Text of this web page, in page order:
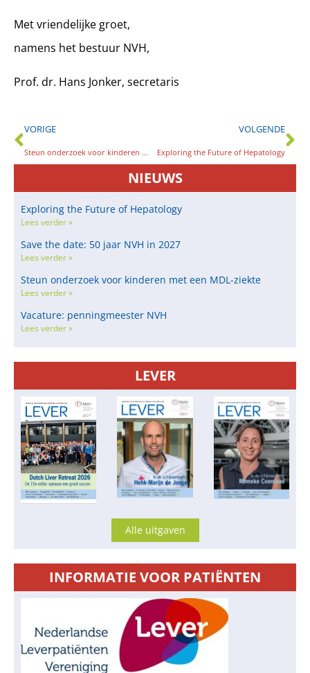
Met vriendelijke groet,
namens het bestuur NVH,
Prof. dr. Hans Jonker, secretaris
VORIGE
Steun onderzoek voor kinderen met een MDL-ziekte
VOLGENDE
Exploring the Future of Hepatology
NIEUWS
Exploring the Future of Hepatology
Lees verder »
Save the date: 50 jaar NVH in 2027
Lees verder »
Steun onderzoek voor kinderen met een MDL-ziekte
Lees verder »
Vacature: penningmeester NVH
Lees verder »
LEVER
Alle uitgaven
INFORMATIE VOOR PATIËNTEN